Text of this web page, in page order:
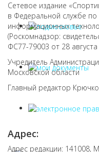
Сетевое издание
в Федеральной службе
информационных
(Роскомнадзор:
ФС77-79003 от 28 августа
Учредитель
Московской области
Главный редактор
Адрес:
Адрес редакции: 141008,